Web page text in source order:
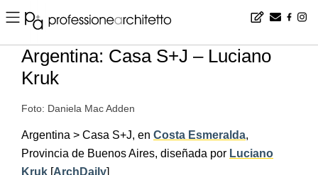
Home ▪ news ▪ es ▪ Argentina: Casa S+J – Luciano Kruk
Argentina: Casa S+J – Luciano
Kruk
Foto: Daniela Mac Adden
Argentina > Casa S+J, en Costa Esmeralda,
Provincia de Buenos Aires, diseñada por Luciano
Kruk [ArchDaily]